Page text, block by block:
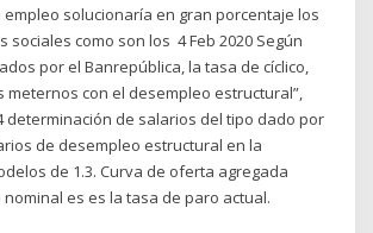
solucionaría en gran porcentaje los
sociales como son los 4 Feb 2020 Según
por el Banrepública, la tasa de cíclico,
meternos con el desempleo estructural”,
determinación de salarios del tipo dado por
de desempleo estructural en la
de 1.3. Curva de oferta agregada
es es la tasa de paro actual.